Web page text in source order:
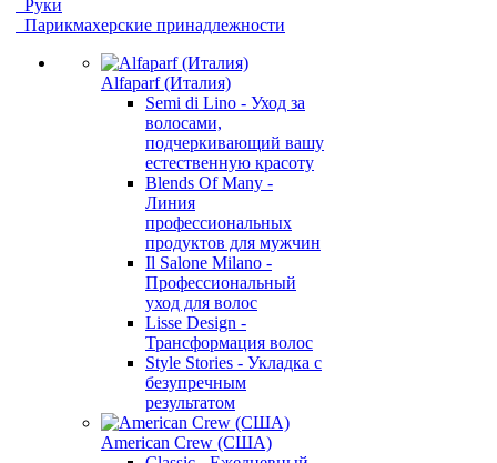
Руки
Парикмахерские принадлежности
Alfaparf (Италия)
Semi di Lino - Уход за
волосами,
подчеркивающий вашу
естественную красоту
Blends Of Many -
Линия
профессиональных
продуктов для мужчин
Il Salone Milano -
Профессиональный
уход для волос
Lisse Design -
Трансформация волос
Style Stories - Укладка с
безупречным
результатом
American Crew (США)